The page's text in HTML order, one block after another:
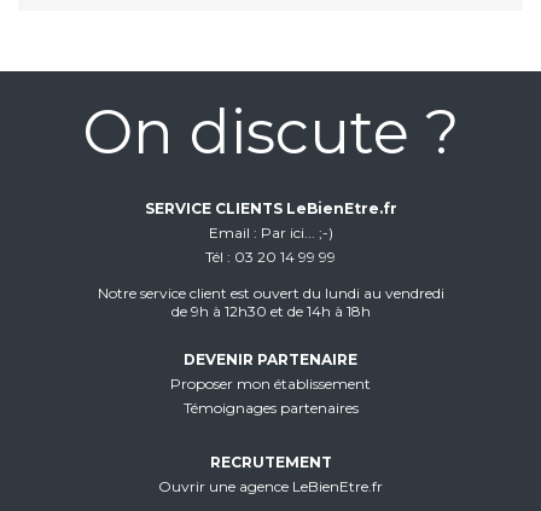
On discute ?
SERVICE CLIENTS LeBienEtre.fr
Email
Par ici... ;-)
Tél
03 20 14 99 99
Notre service client est ouvert du lundi au vendredi
de 9h à 12h30 et de 14h à 18h
DEVENIR PARTENAIRE
Proposer mon établissement
Témoignages partenaires
RECRUTEMENT
Ouvrir une agence LeBienEtre.fr